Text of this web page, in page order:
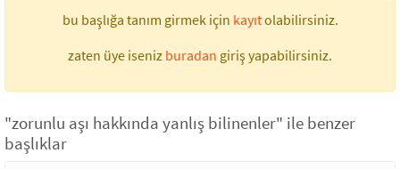
bu başlığa tanım girmek için kayıtolabilirsiniz.
zaten üye iseniz buradan giriş yapabilirsiniz.
"zorunlu aşı hakkında yanlış bilinenler" ile benzer
başlıklar